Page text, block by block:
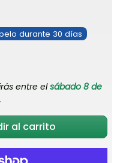
durante 30 días
entre elsábado 8 de
.
al carrito